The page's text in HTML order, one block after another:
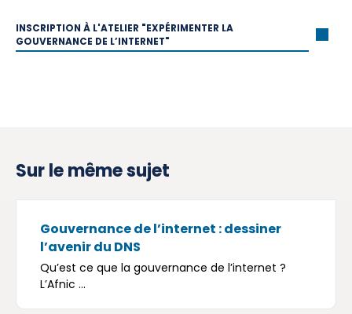
INSCRIPTION À L'ATELIER "EXPÉRIMENTER LA
GOUVERNANCE DE L’INTERNET"
Sur le même sujet
Gouvernance de l’internet : dessiner
l’avenir du DNS
Qu’est ce que la gouvernance de l’internet ?
L’Afnic ...